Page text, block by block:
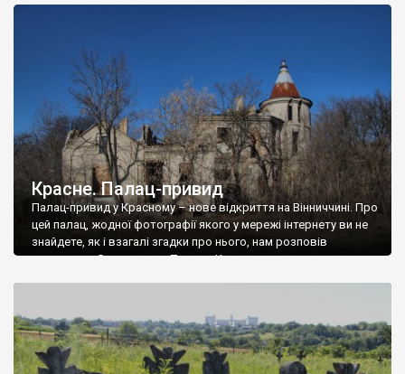
Красне. Палац-привид
Палац-привид у Красному – нове відкриття на Вінниччині. Про
цей палац, жодної фотографії якого у мережі інтернету ви не
знайдете, як і взагалі згадки про нього, нам розповів
мешканець Самгородка. Палац у Красному вразив не лише